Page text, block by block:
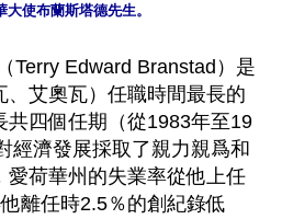
大使布蘭斯塔德先生。
Terry Edward Branstad）是
、艾奧瓦）任職時間最長的
共四個任期（從1983年至19
經濟發展採取了親力親爲和
愛荷華州的失業率從他上任
離任時2.5％的創紀錄低